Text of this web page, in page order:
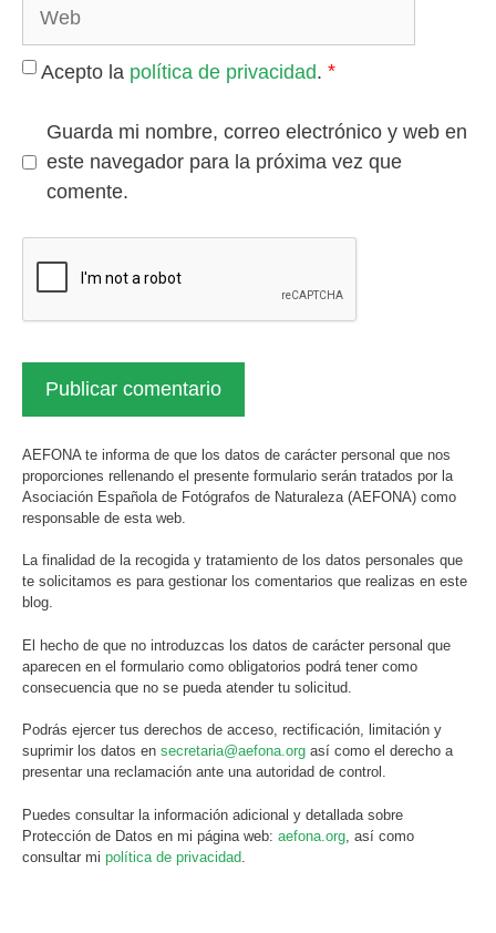
Acepto la política de privacidad. *
Guarda mi nombre, correo electrónico y web en
este navegador para la próxima vez que
comente.
AEFONA te informa de que los datos de carácter personal que nos
proporciones rellenando el presente formulario serán tratados por la
Asociación Española de Fotógrafos de Naturaleza (AEFONA) como
responsable de esta web.
La finalidad de la recogida y tratamiento de los datos personales que
te solicitamos es para gestionar los comentarios que realizas en este
blog.
El hecho de que no introduzcas los datos de carácter personal que
aparecen en el formulario como obligatorios podrá tener como
consecuencia que no se pueda atender tu solicitud.
Podrás ejercer tus derechos de acceso, rectificación, limitación y
suprimir los datos en secretaria@aefona.org así como el derecho a
presentar una reclamación ante una autoridad de control.
Puedes consultar la información adicional y detallada sobre
Protección de Datos en mi página web: aefona.org , así como
consultar mi política de privacidad